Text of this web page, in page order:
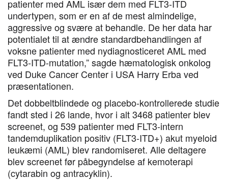
patienter med AML især dem med FLT3-ITD
undertypen, som er en af de mest almindelige,
aggressive og svære at behandle. De her data har
potentialet til at ændre standardbehandlingen af
voksne patienter med nydiagnosticeret AML med
FLT3-ITD-mutation,” sagde hæmatologisk onkolog
ved Duke Cancer Center i USA Harry Erba ved
præsentationen.
Det dobbeltblindede og placebo-kontrollerede studie
fandt sted i 26 lande, hvor i alt 3468 patienter blev
screenet, og 539 patienter med FLT3-intern
tandemduplikation positiv (FLT3-ITD+) akut myeloid
leukæmi (AML) blev randomiseret. Alle deltagere
blev screenet før påbegyndelse af kemoterapi
(cytarabin og antracyklin).